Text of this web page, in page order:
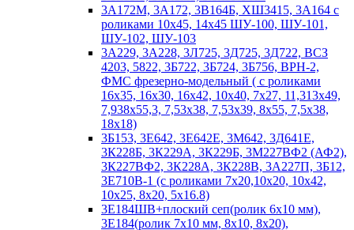
3А172М, 3А172, 3В164Б, ХШ3415, 3А164 с
роликами 10х45, 14х45 ШУ-100, ШУ-101,
ШУ-102, ШУ-103
3А229, 3А228, 3Л725, 3Д725, 3Д722, ВСЗ
4203, 5822, 3Б722, 3Б724, 3Б756, ВРН-2,
ФМС фрезерно-модельный ( с роликами
16х35, 16х30, 16х42, 10х40, 7х27, 11,313х49,
7,938х55,3, 7,53х38, 7,53х39, 8х55, 7,5х38,
18х18)
3Б153, 3Е642, 3Е642Е, 3М642, 3Д641Е,
3К228Б, 3К229А, 3К229Б, 3М227ВФ2 (АФ2),
3К227ВФ2, 3К228А, 3К228В, 3А227П, 3Б12,
3Е710В-1 (с роликами 7х20,10х20, 10х42,
10х25, 8х20, 5х16.8)
3Е184ШВ+плоский сеп(ролик 6х10 мм),
3Е184(ролик 7х10 мм, 8х10, 8х20),